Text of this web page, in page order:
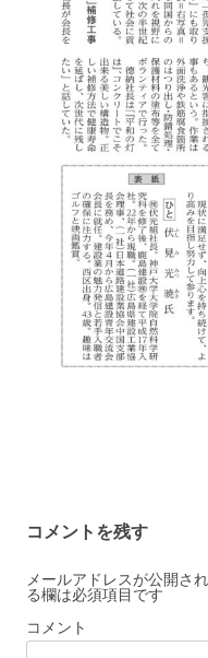
コメントを残す
メールアドレスが公開さ
る欄は必須項目です
コメント